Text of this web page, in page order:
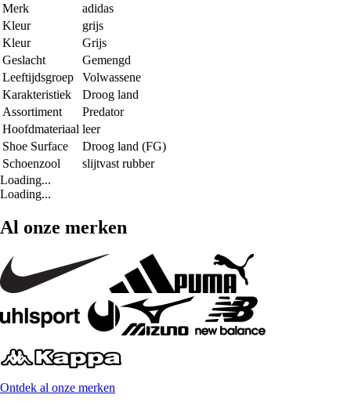
Merk
adidas
Kleur
grijs
Kleur
Grijs
Geslacht
Gemengd
Leeftijdsgroep
Volwassene
Karakteristiek
Droog land
Assortiment
Predator
Hoofdmateriaal leer
Shoe Surface
Droog land (FG)
Schoenzool
slijtvast rubber
Loading...
Loading...
Al onze merken
Ontdek al onze merken